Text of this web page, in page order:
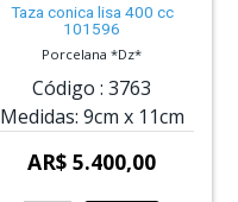
Taza conica lisa 400 cc
101596
Porcelana *Dz*
Código : 3763
Medidas: 9cm x 11cm
AR$ 5.400,00